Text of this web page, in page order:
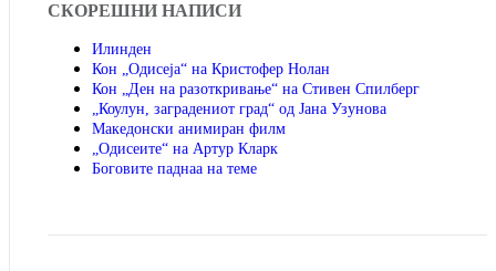
СКОРЕШНИ НАПИСИ
Илинден
Кон „Одисеја“ на Кристофер Нолан
Кон „Ден на разоткривање“ на Стивен Спилберг
„Коулун, заградениот град“ од Јана Узунова
Македонски анимиран филм
„Одисеите“ на Артур Кларк
Боговите паднаа на теме